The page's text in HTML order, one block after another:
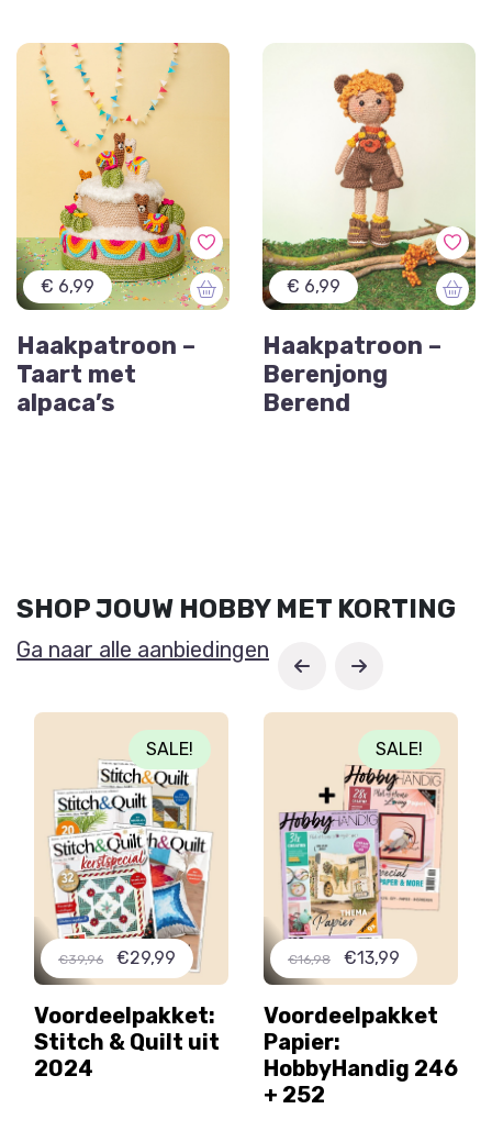
€ 6,99
Haakpatroon –
Taart met
alpaca’s
€ 6,99
Haakpatroon –
Berenjong
Berend
SHOP JOUW HOBBY MET KORTING
Ga naar alle aanbiedingen
SALE!
€39,96 €29,99
Voordeelpakket:
Stitch & Quilt uit
2024
SALE!
€16,98 €13,99
Voordeelpakket
Papier:
HobbyHandig 246
+ 252